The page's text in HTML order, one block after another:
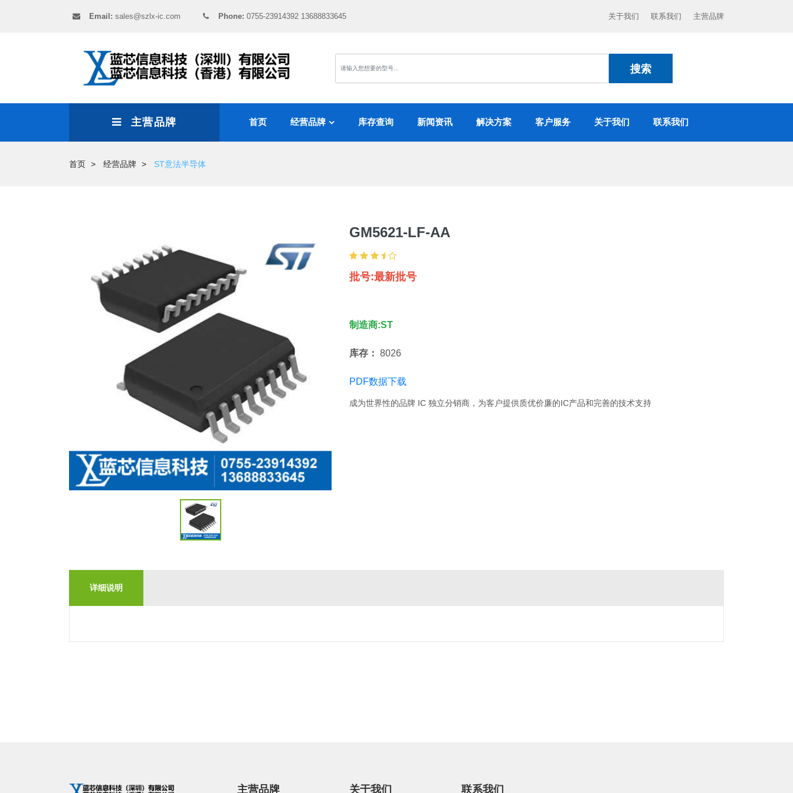
Email: sales@szlx-ic.com Phone: 0755-23914392 13688833645 关于我们 联系我们 主营品牌
搜索
主营品牌 首页 经营品牌 库存查询 新闻资讯 解决方案 客户服务 关于我们 联系我们
首页 经营品牌 ST意法半导体
GM5621-LF-AA
批号:最新批号
制造商:ST
库存： 8026
PDF数据下载
成为世界性的品牌 IC 独立分销商，为客户提供质优价廉的IC产品和完善的技术支持
详细说明
主营品牌 关于我们 联系我们